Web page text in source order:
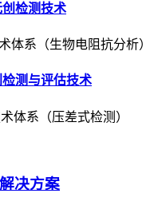
检测技术
体系（生物电阻抗分析）
测与评估技术
体系（压差式检测）
决方案